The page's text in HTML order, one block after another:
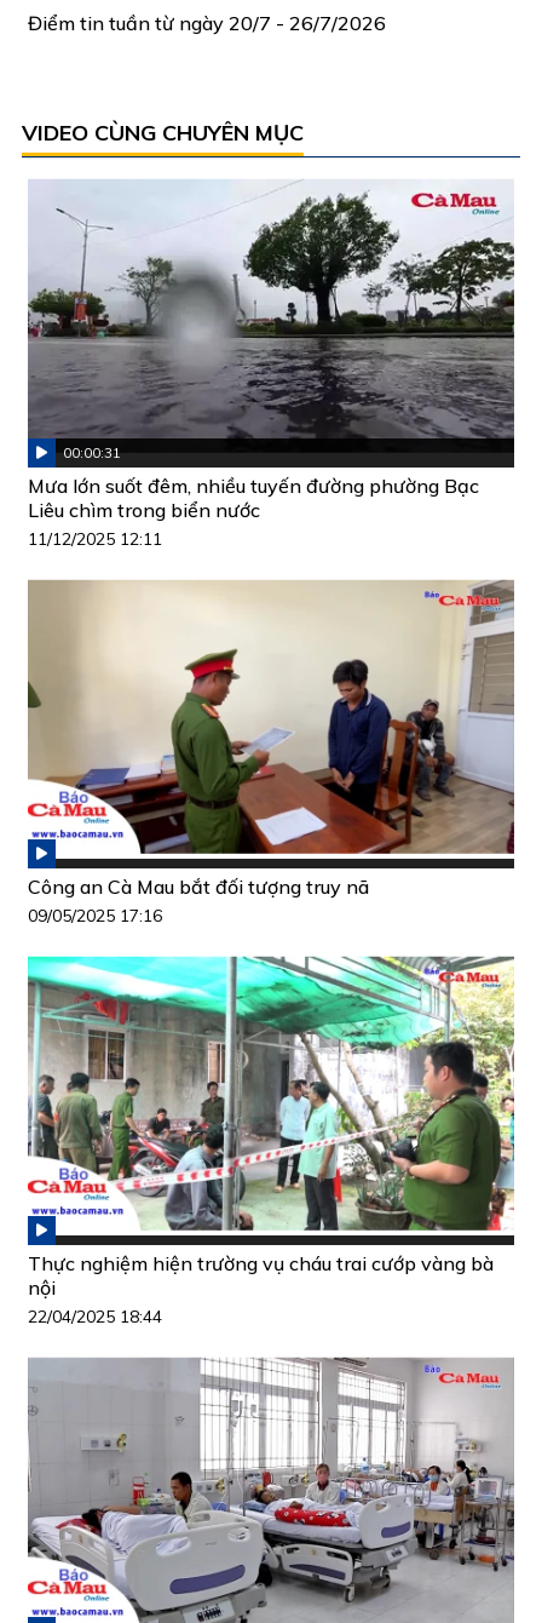
Điểm tin tuần từ ngày 20/7 - 26/7/2026
VIDEO CÙNG CHUYÊN MỤC
00:00:31
Mưa lớn suốt đêm, nhiều tuyến đường phường Bạc
Liêu chìm trong biển nước
11/12/2025 12:11
Công an Cà Mau bắt đối tượng truy nã
09/05/2025 17:16
Thực nghiệm hiện trường vụ cháu trai cướp vàng bà
nội
22/04/2025 18:44